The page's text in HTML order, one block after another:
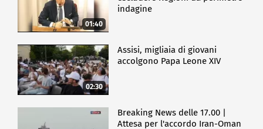
01:40
indagine
02:30
Assisi, migliaia di giovani
accolgono Papa Leone XIV
Breaking News delle 17.00 |
Attesa per l'accordo Iran-Oman